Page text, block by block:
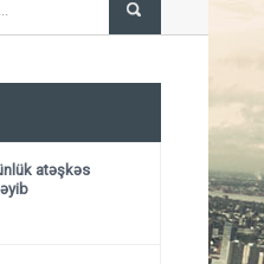
Mirziyoyev və Tramp
ediblər
atəşkəs